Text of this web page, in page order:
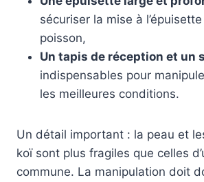
sécuriser la mise à
poisson,
Un tapis de réception et un
indispensables pour
les meilleures conditions.
Un détail important : la peau et
koï sont plus fragiles que celles
commune. La manipulation doit